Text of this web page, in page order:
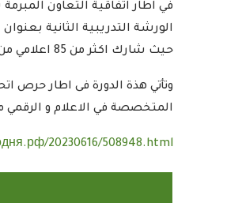
في اطار اتفاقية التعاون
الورشة التدريبية الثانية
حيث شارك اكثر من 85 اعلامي من الادارات المتخصصة بهيئات الاذاعة والتليفزيون في الدول الاعضاء بالاتحاد .
وتأتي هذة الدورة فى اطار حرص
المتخصصة في الاعلام و
20230616/508948.html